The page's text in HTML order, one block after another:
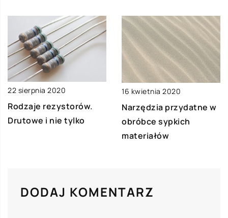
22 sierpnia 2020
Rodzaje rezystorów.
Drutowe i nie tylko
16 kwietnia 2020
Narzędzia przydatne w
obróbce sypkich
materiałów
DODAJ KOMENTARZ